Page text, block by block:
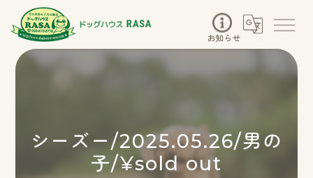
お知らせ
シーズー/2025.05.26/男の
子/¥sold out